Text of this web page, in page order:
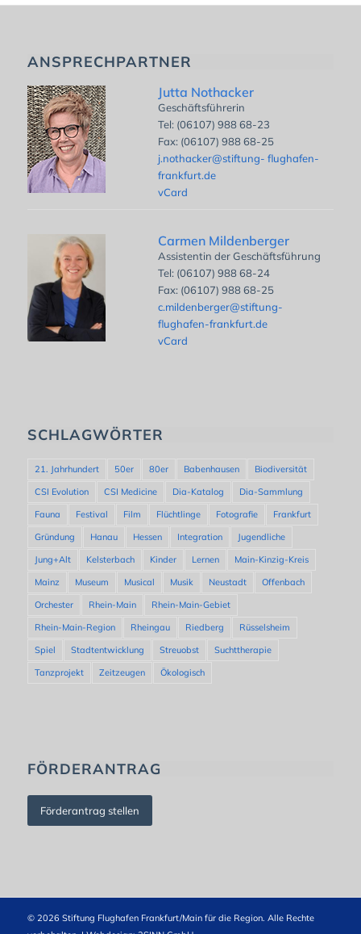
ANSPRECHPARTNER
Jutta Nothacker
Geschäftsführerin
Tel: (06107) 988 68-23
Fax: (06107) 988 68-25
j.nothacker@stiftung- flughafen-
frankfurt.de
vCard
Carmen Mildenberger
Assistentin der Geschäftsführung
Tel: (06107) 988 68-24
Fax: (06107) 988 68-25
c.mildenberger@stiftung-
flughafen-frankfurt.de
vCard
SCHLAGWÖRTER
21. Jahrhundert 50er 80er Babenhausen
Biodiversität
CSI Evolution
CSI Medicine Dia-Katalog
Dia-Sammlung
Fauna
Festival Film Flüchtlinge Fotografie
Frankfurt
Gründung
Hanau Hessen Integration
Jugendliche
Jung+Alt
Kelsterbach Kinder Lernen
Main-Kinzig-Kreis
Mainz
Museum Musical Musik Neustadt
Offenbach
Orchester
Rhein-Main
Rhein-Main-Gebiet
Rhein-Main-Region
Rheingau Riedberg
Rüsselsheim
Spiel
Stadtentwicklung Streuobst
Suchttherapie
Tanzprojekt
Zeitzeugen Ökologisch
FÖRDERANTRAG
Förderantrag stellen
© 2026 Stiftung Flughafen Frankfurt/Main für die Region. Alle Rechte